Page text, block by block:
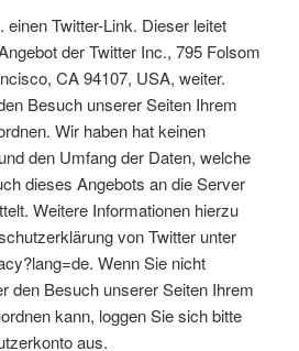
einen Twitter-Link. Dieser leitet
der Twitter Inc., 795 Folsom
CA 94107, USA, weiter.
Besuch unserer Seiten Ihrem
Wir haben hat keinen
den Umfang der Daten, welche
dieses Angebots an die Server
Weitere Informationen hierzu
von Twitter unter
Wenn Sie nicht
den Besuch unserer Seiten Ihrem
kann, loggen Sie sich bitte
aus.